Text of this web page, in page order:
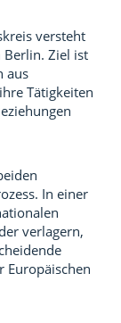
versteht
Berlin. Ziel ist
aus
Tätigkeiten
In einer
verlagern,
Europäischen